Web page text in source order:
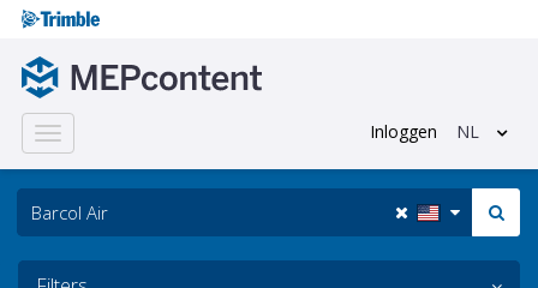
Toggle
navigation
Inloggen NL